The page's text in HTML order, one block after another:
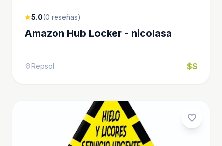
star5.0(0 reseñas)
Amazon Hub Locker - nicolasa
location_onRepsol $$
favorite